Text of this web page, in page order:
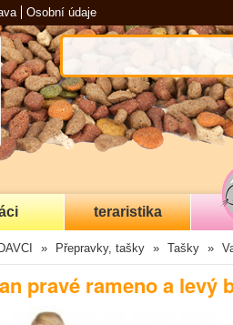
Osobní údaje
teraristika
Přepravky, tašky Tašky
pravé rameno a levý